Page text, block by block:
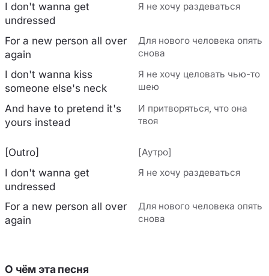
I don't wanna get
undressed
Я не хочу раздеваться
For a new person all over
again
Для нового человека опять
снова
I don't wanna kiss
someone else's neck
Я не хочу целовать чью-то
шею
And have to pretend it's
yours instead
И притворяться, что она
твоя
[Outro] [Аутро]
I don't wanna get
undressed
Я не хочу раздеваться
For a new person all over
again
Для нового человека опять
снова
О чём эта песня